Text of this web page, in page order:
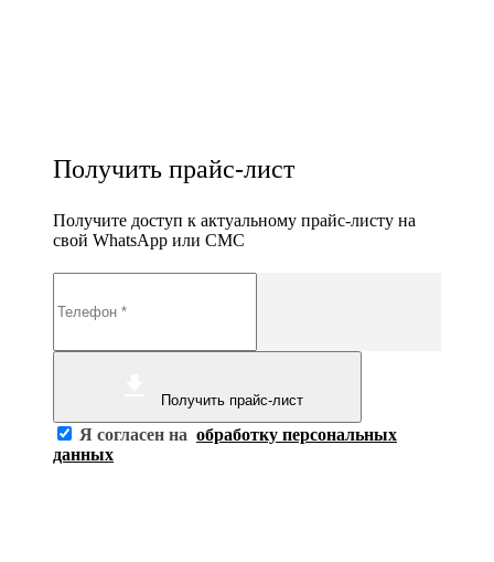
Получить прайс-лист
Получите доступ к актуальному прайс-листу на
свой WhatsApp или СМС
Получить прайс-лист
Я согласен на обработку персональных
данных